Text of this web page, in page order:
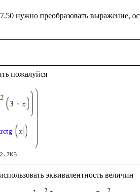
нужно преобразовать выражение,
2.7KB
эквивалентность величин